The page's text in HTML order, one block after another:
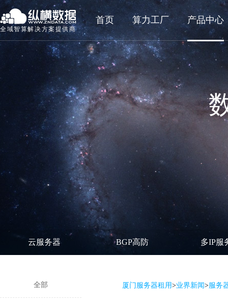
全域智算解决方案提供商
首页 算力工厂 产品中心
云服务器 BGP高防 多IP服
全部 厦门服务器租用>业界新闻>服务